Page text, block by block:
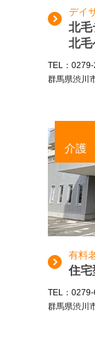
デイ
北毛
北毛
TEL：
群馬県渋川
介護
有料
住宅
TEL：
群馬県渋川